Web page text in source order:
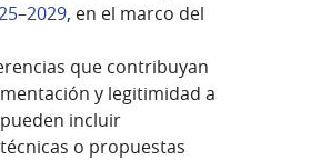
, en el marco del
que contribuyan
y legitimidad a
incluir
o propuestas